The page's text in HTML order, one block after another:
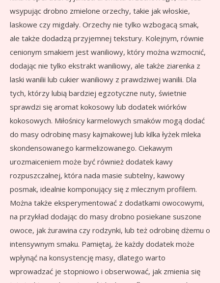
wsypując drobno zmielone orzechy, takie jak włoskie,
laskowe czy migdały. Orzechy nie tylko wzbogacą smak,
ale także dodadzą przyjemnej tekstury. Kolejnym, równie
cenionym smakiem jest waniliowy, który można wzmocnić,
dodając nie tylko ekstrakt waniliowy, ale także ziarenka z
laski wanilii lub cukier waniliowy z prawdziwej wanilii. Dla
tych, którzy lubią bardziej egzotyczne nuty, świetnie
sprawdzi się aromat kokosowy lub dodatek wiórków
kokosowych. Miłośnicy karmelowych smaków mogą dodać
do masy odrobinę masy kajmakowej lub kilka łyżek mleka
skondensowanego karmelizowanego. Ciekawym
urozmaiceniem może być również dodatek kawy
rozpuszczalnej, która nada masie subtelny, kawowy
posmak, idealnie komponujący się z mlecznym profilem.
Można także eksperymentować z dodatkami owocowymi,
na przykład dodając do masy drobno posiekane suszone
owoce, jak żurawina czy rodzynki, lub też odrobinę dżemu o
intensywnym smaku. Pamiętaj, że każdy dodatek może
wpłynąć na konsystencję masy, dlatego warto
wprowadzać je stopniowo i obserwować, jak zmienia się